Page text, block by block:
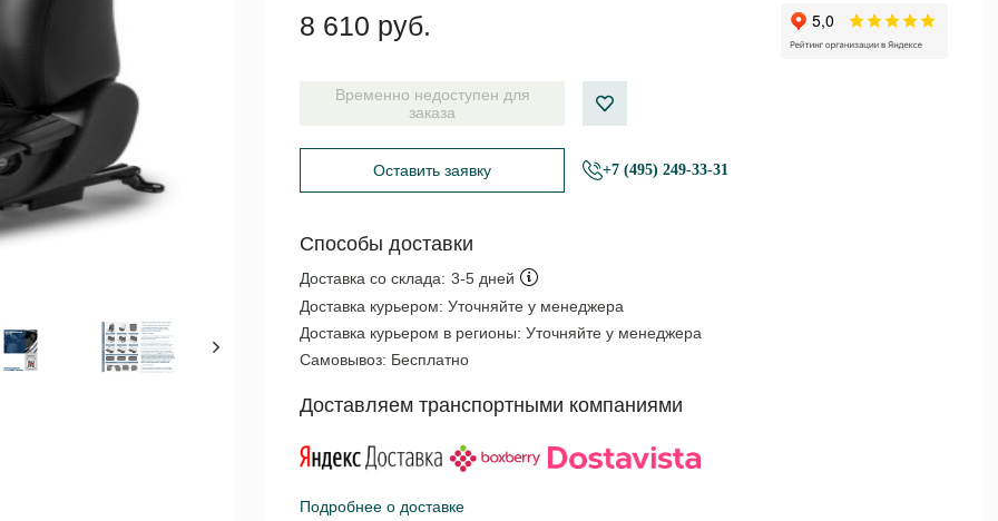
8 610 руб.
Временно недоступен для
заказа
Оставить заявку +7 (495) 249-33-31
Способы доставки
Доставка со склада: 3-5 дней
Доставка курьером: Уточняйте у менеджера
Доставка курьером в регионы: Уточняйте у менеджера
Самовывоз: Бесплатно
Доставляем транспортными компаниями
Подробнее о доставке